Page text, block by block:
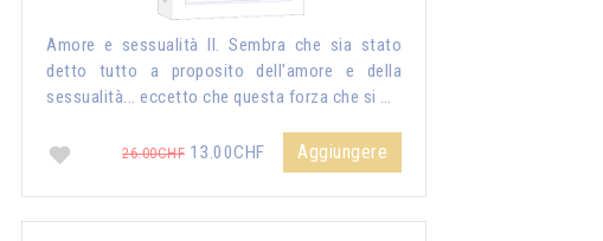
Amore e sessualità II. Sembra che sia stato
detto tutto a proposito dell'amore e della
sessualità... eccetto che questa forza che si …
26.00CHF 13.00CHF Aggiungere